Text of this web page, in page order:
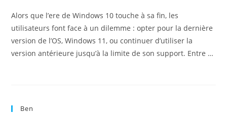
Alors que l’ere de Windows 10 touche à sa fin, les
utilisateurs font face à un dilemme : opter pour la dernière
version de l’OS, Windows 11, ou continuer d’utiliser la
version antérieure jusqu’à la limite de son support. Entre …
Ben